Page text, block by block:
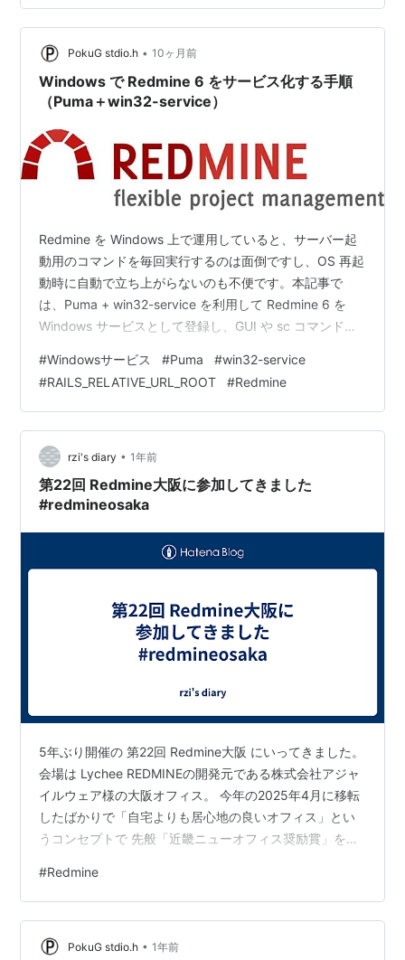
す。 「Linux サーバは難しいけれど、Windows で試して
みたい」という方に参考になれば幸いです。 1.…
PokuG stdio.h • 10ヶ月前
Windows で Redmine 6 をサービス化する手順
（Puma＋win32-service）
Redmine を Windows 上で運用していると、サーバー起
動用のコマンドを毎回実行するのは面倒ですし、OS 再起
動時に自動で立ち上がらないのも不便です。本記事で
は、Puma + win32-service を利用して Redmine 6 を
Windows サービスとして登録し、GUI や sc コマンドか
考 URL 2. 前提環境 3. サービス化に必要な gem のインス
トール 3.1 win32-service のインストール（お手軽パター
ン） 3.1.1 service.rb の作成 3.2 win32-service の…
#Windowsサービス #Puma #win32-service
#RAILS_RELATIVE_URL_ROOT #Redmine
rzi's diary • 1年前
第22回 Redmine大阪に参加してきました
#redmineosaka
5年ぶり開催の 第22回 Redmine大阪 にいってきました。
会場は Lychee REDMINEの開発元である株式会社アジャ
イルウェア様の大阪オフィス。 今年の2025年4月に移転
したばかりで「自宅よりも居心地の良いオフィス」とい
うコンセプトで 先般「近畿ニューオフィス奨励賞」を受
ディスプレイがあったりMtgスペースに卓球台の机があ
ったりすごい素敵な会場でした、ご提供ありがとうござ
います！！ Talk1: ファーエンドテクノロジー株式会社 前
田社長 Redmineアップデートキャッチアップ。 5.0から
#Redmine
PokuG stdio.h • 1年前